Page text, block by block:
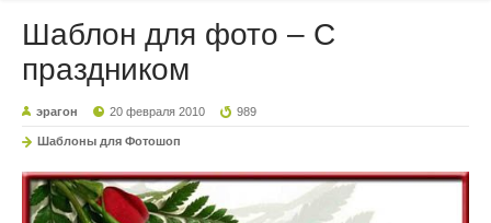
Шаблон для фото – С
праздником
эрагон 20 февраля 2010 989
Шаблоны для Фотошоп